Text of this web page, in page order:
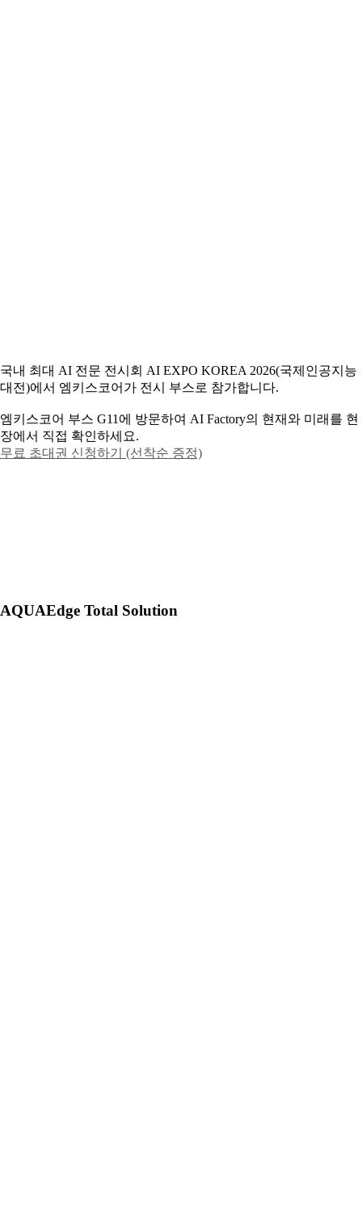
국내 최대 AI 전문 전시회 AI EXPO KOREA 2026(국제인공지능
대전)에서 엠키스코어가 전시 부스로 참가합니다.
엠키스코어 부스 G11에 방문하여 AI Factory의 현재와 미래를 현
장에서 직접 확인하세요.
무료 초대권 신청하기 (선착순 증정)
AQUAEdge Total Solution